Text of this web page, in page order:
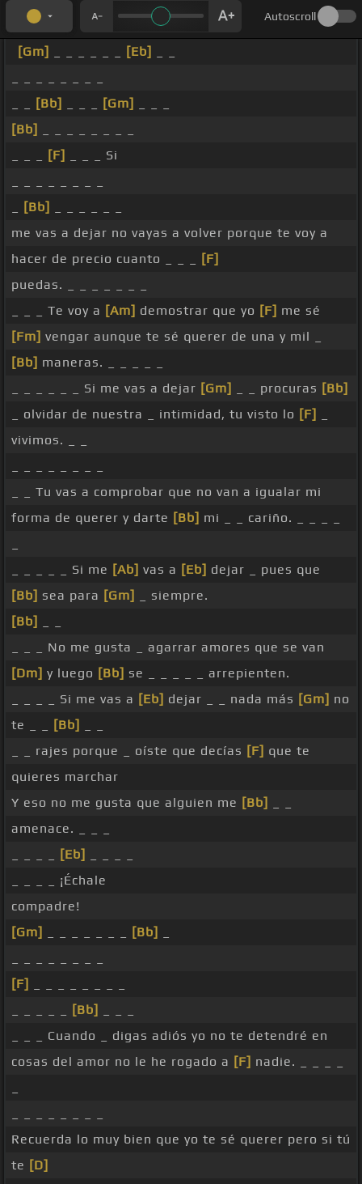
Autoscroll
[Gm] [Eb]
[Bb] [Gm]
[Bb]
[F]
_ _ _ Si
[Bb]
me vas a dejar no vayas a volver porque te voy a
hacer de precio cuanto _ _ _
[F]
puedas. _ _ _ _ _ _ _
_ _ _ Te voy a [Am] demostrar que yo [F] me sé
[Fm] vengar aunque te sé querer de una y mil _
[Bb] maneras. _ _ _ _ _
_ _ _ _ _ _ Si me vas a dejar [Gm] _ _ procuras [Bb]
_ olvidar de nuestra _ intimidad, tu visto lo [F]
vivimos. _ _
_ _ Tu vas a comprobar que no van a igualar mi
forma de querer y darte [Bb] mi _ _ cariño. _ _ _ _
_ _ _ _ _ Si me [Ab] vas a [Eb] dejar _ pues que
[Bb] sea para [Gm]
_ siempre.
[Bb]
_ _ _ No me gusta _ agarrar amores que se van
[Dm] y luego [Bb] se _ _ _ _ _ arrepienten.
_ _ _ _ Si me vas a [Eb] dejar _ _ nada más [Gm] no
te _ _
[Bb]
_ _ rajes porque _ oíste que decías [F] que te
quieres marchar
Y eso no me gusta que alguien me [Bb]
amenace. _ _ _
[Eb]
_ _ _ _ ¡Échale
compadre!
[Gm]
[Bb]
[F]
[Bb]
_ _ _ Cuando _ digas adiós yo no te detendré en
cosas del amor no le he rogado a [F] nadie. _ _ _ _
Recuerda lo muy bien que yo te sé querer pero si tú
te [D]